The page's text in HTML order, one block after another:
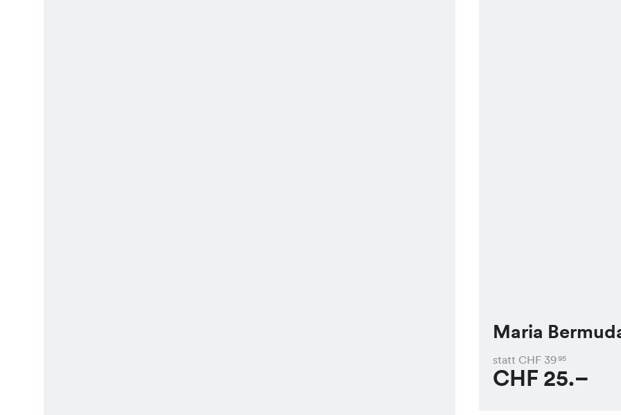
Maria
statt CHF 3995
CHF 25.–